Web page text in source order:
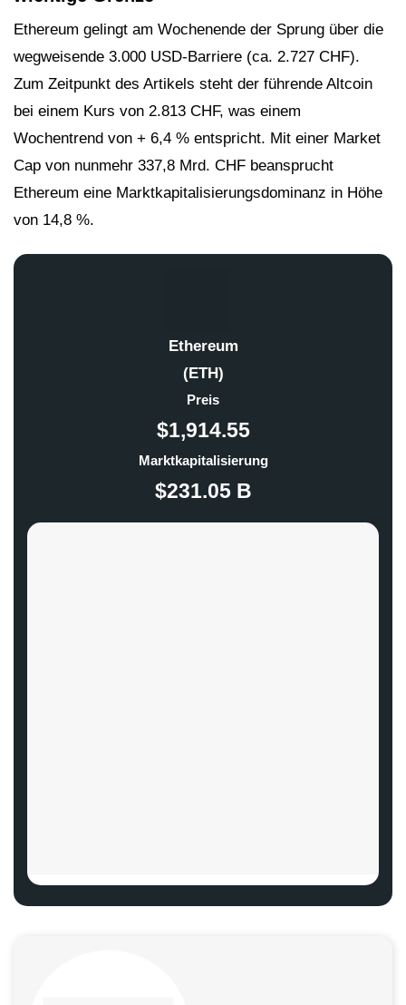
Ethereum gelingt am Wochenende der Sprung über die
wegweisende 3.000 USD-Barriere (ca. 2.727 CHF).
Zum Zeitpunkt des Artikels steht der führende Altcoin
bei einem Kurs von 2.813 CHF, was einem
Wochentrend von + 6,4 % entspricht. Mit einer Market
Cap von nunmehr 337,8 Mrd. CHF beansprucht
Ethereum eine Marktkapitalisierungsdominanz in Höhe
von 14,8 %.
Ethereum
(ETH)
Preis
$1,914.55
Marktkapitalisierung
$231.05 B